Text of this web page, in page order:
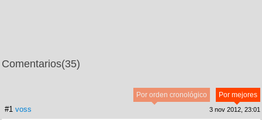
Comentarios(35)
Por mejores
Por orden cronológico
#1 voss 3 nov 2012, 23:01